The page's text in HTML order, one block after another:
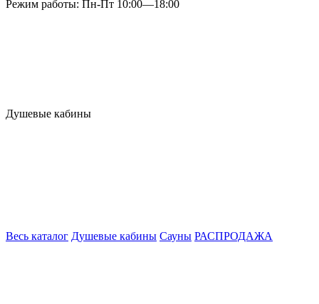
Режим работы: Пн-Пт 10:00—18:00
Душевые кабины
Весь каталог Душевые кабины Сауны РАСПРОДАЖА